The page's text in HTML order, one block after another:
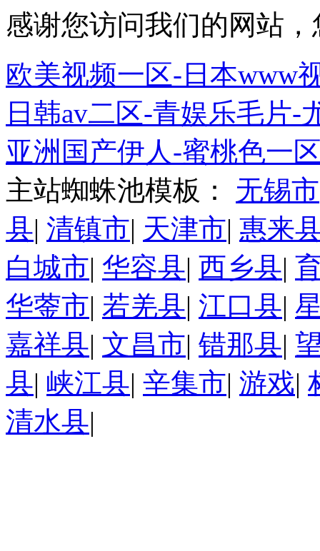
感谢您访问我们的网站
欧美视频一区-日本www
日韩av二区-青娱乐毛片-
亚洲国产伊人-蜜桃色一
主站蜘蛛池模板： 无锡市
县| 清镇市| 天津市| 惠来
白城市| 华容县| 西乡县|
华蓥市| 若羌县| 江口县|
嘉祥县| 文昌市| 错那县|
县| 峡江县| 辛集市| 游戏|
清水县|